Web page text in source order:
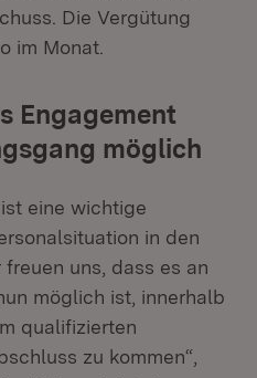
Die Vergütung
im Monat.
Engagement
möglich
eine wichtige
in den
uns, dass es an
möglich ist, innerhalb
qualifizierten
zu kommen“,